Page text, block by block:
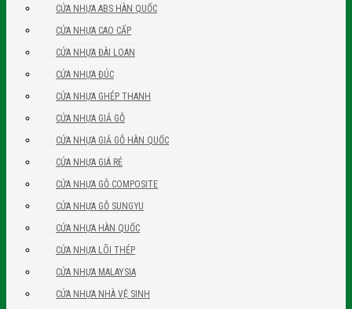
CỬA NHỰA ABS HÀN QUỐC
CỬA NHỰA CAO CẤP
CỬA NHỰA ĐÀI LOAN
CỬA NHỰA ĐÚC
CỬA NHỰA GHÉP THANH
CỬA NHỰA GIẢ GỖ
CỬA NHỰA GIẢ GỖ HÀN QUỐC
CỬA NHỰA GIÁ RẺ
CỬA NHỰA GỖ COMPOSITE
CỬA NHỰA GỖ SUNGYU
CỬA NHỰA HÀN QUỐC
CỬA NHỰA LÕI THÉP
CỬA NHỰA MALAYSIA
CỬA NHỰA NHÀ VỆ SINH